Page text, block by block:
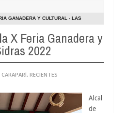
en Chimoré
Aug
20260
competencias estratégicas
GANADERA Y CULTURAL - LAS
X Feria Ganadera y
2022
CARAPARÍ, RECIENTES
Alcal
de